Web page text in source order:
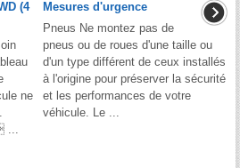
(4
ne
...
Mesures d'urgence
Pneus Ne montez pas de
pneus ou de roues d'une taille ou
d'un type différent de ceux installés
à l'origine pour préserver la sécurité
et les performances de votre
véhicule. Le ...